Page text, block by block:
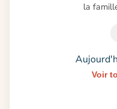
la
Voir